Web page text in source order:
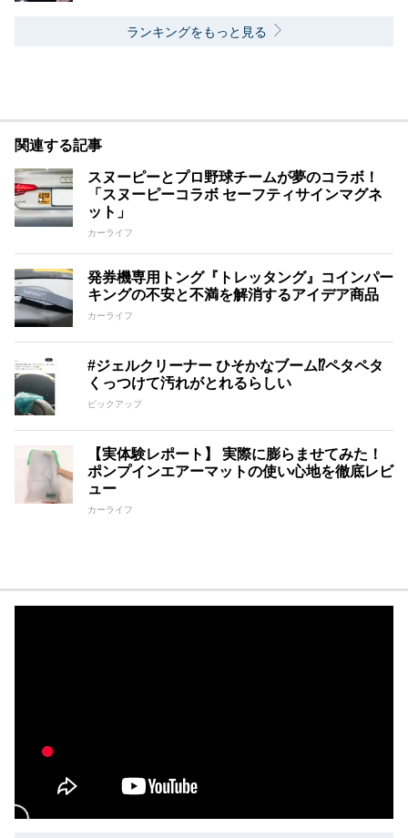
ランキングをもっと見る
関連する記事
スヌーピーとプロ野球チームが夢のコラボ！
「スヌーピーコラボ セーフティサインマグネ
ット」
カーライフ
発券機専用トング『トレッタング』コインパー
キングの不安と不満を解消するアイデア商品
カーライフ
#ジェルクリーナー ひそかなブーム⁉︎ペタペタ
くっつけて汚れがとれるらしい
ピックアップ
【実体験レポート】 実際に膨らませてみた！
ポンプインエアーマットの使い心地を徹底レビ
ュー
カーライフ